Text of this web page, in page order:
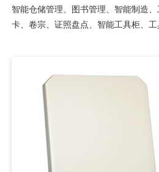
智能仓储管理、图书管理、智能制造
卡、卷宗、证照盘点、智能工具柜、工